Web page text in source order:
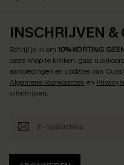
INSCHRIJVEN &
Schrijf je in om 10% KORTING
deze knop te klikken, gaat u
aanbiedingen en updates van
Algemene Voorwaarden en
uitschrijven.